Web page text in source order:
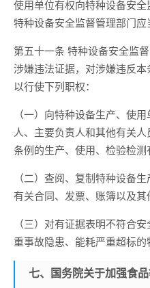
使用单位有权向特种设备安
特种设备安全监督管理部门应
第五十一条 特种设备安全监
涉嫌违法证据，对涉嫌违反
以行使下列职权：
（一）向特种设备生产、使
人、主要负责人和其他有关
条例的生产、使用、检验检测
（二）查阅、复制特种设备
有关合同、发票、账簿以及其
（三）对有证据表明不符合
重事故隐患、能耗严重超标的
七、国务院关于加强食